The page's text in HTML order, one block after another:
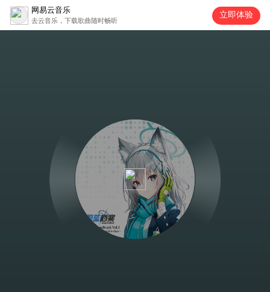
网易云音乐
去云音乐，下载歌曲随时畅听
立即体验